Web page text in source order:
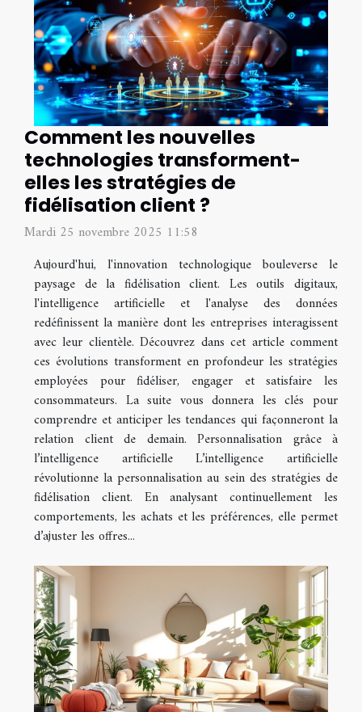
Comment les nouvelles
technologies transforment-
elles les stratégies de
fidélisation client ?
Mardi 25 novembre 2025 11:58
Aujourd'hui, l'innovation technologique bouleverse le
paysage de la fidélisation client. Les outils digitaux,
l'intelligence artificielle et l'analyse des données
redéfinissent la manière dont les entreprises interagissent
avec leur clientèle. Découvrez dans cet article comment
ces évolutions transforment en profondeur les stratégies
employées pour fidéliser, engager et satisfaire les
consommateurs. La suite vous donnera les clés pour
comprendre et anticiper les tendances qui façonneront la
relation client de demain. Personnalisation grâce à
l’intelligence artificielle L’intelligence artificielle
révolutionne la personnalisation au sein des stratégies de
fidélisation client. En analysant continuellement les
comportements, les achats et les préférences, elle permet
d’ajuster les offres...